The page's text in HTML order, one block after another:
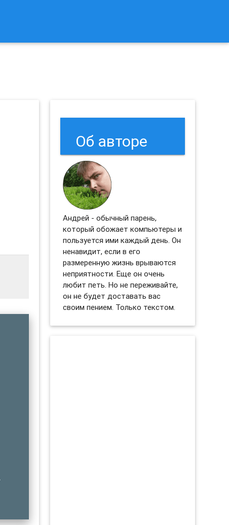
Об авторе
Андрей - обычный парень,
который обожает компьютеры и
пользуется ими каждый день. Он
ненавидит, если в его
размеренную жизнь врываются
неприятности. Еще он очень
любит петь. Но не переживайте,
он не будет доставать вас
своим пением. Только текстом.